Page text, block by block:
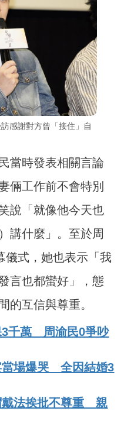
感謝對方曾「接住」自
當時發表相關言論
倆工作前不會特別
說「就像他今天也
講什麼」。至於周
儀式，她也表示「我
言也都蠻好」，態
的互信與尊重。
3千萬 周渝民0爭吵
當場爆哭 全因結婚3
戴法挨批不尊重 親